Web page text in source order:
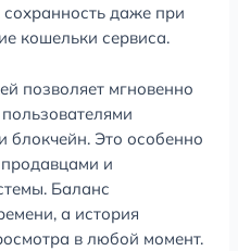
сохранность даже при
кошельки сервиса.
позволяет мгновенно
блокчейн. Это особенно
и
Баланс
а история
в любой момент.